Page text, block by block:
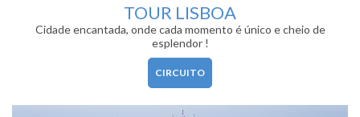
TOUR LISBOA
Cidade encantada, onde cada momento é único e cheio de
esplendor !
CIRCUITO